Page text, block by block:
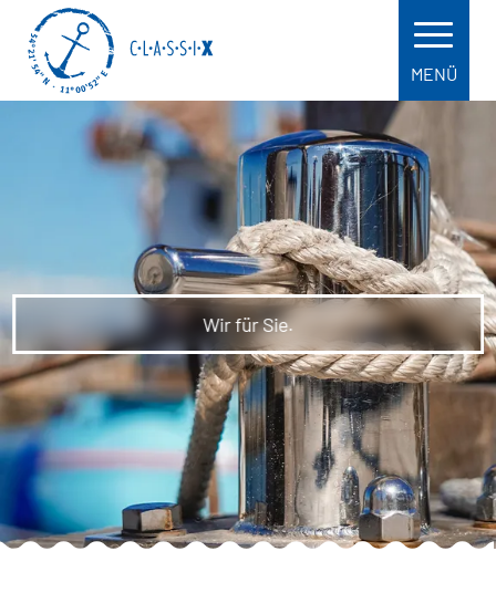
MENÜ
Wir für Sie.